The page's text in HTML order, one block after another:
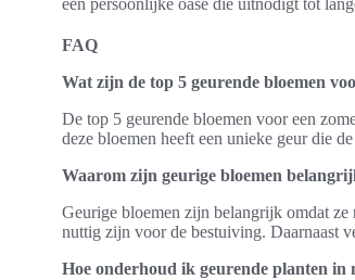
een persoonlijke oase die uitnodigt tot
FAQ
Wat zijn de top 5 geurende bloemen
De top 5 geurende bloemen voor een
deze bloemen heeft een unieke geur die
Waarom zijn geurige bloemen
Geurige bloemen zijn belangrijk omdat ze
nuttig zijn voor de bestuiving. Daarnaast
Hoe onderhoud ik geurende planten in